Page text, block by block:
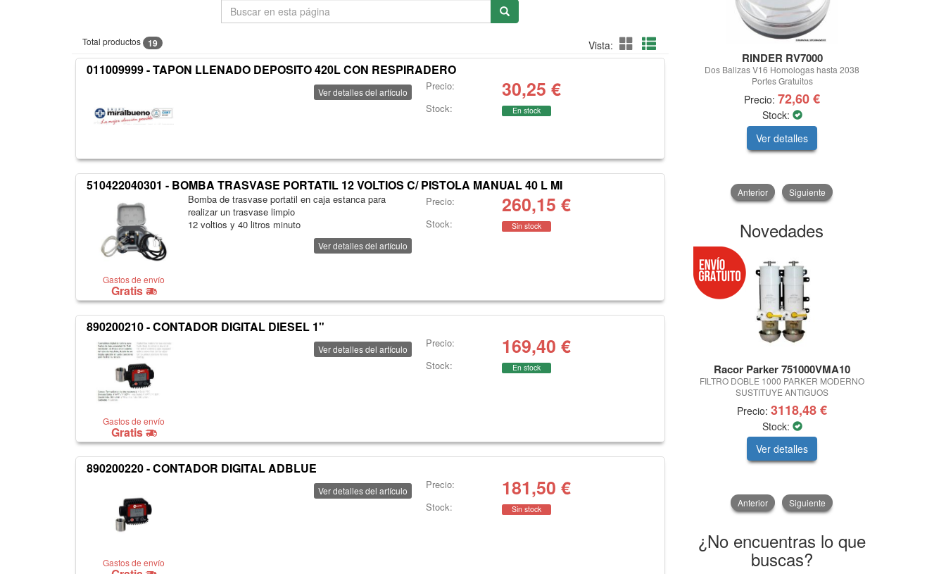
Total productos 19 Vista:
011009999 - TAPON LLENADO DEPOSITO 420L CON RESPIRADERO
Ver detalles del artículo Precio: 30,25 €
Stock: En stock
510422040301 - BOMBA TRASVASE PORTATIL 12 VOLTIOS C/ PISTOLA MANUAL 40 L MI
Gastos de envío
Gratis
Bomba de trasvase portatil en caja estanca para
realizar un trasvase limpio
12 voltios y 40 litros minuto
Ver detalles del artículo
Precio: 260,15 €
Stock: Sin stock
890200210 - CONTADOR DIGITAL DIESEL 1"
Gastos de envío
Gratis
Ver detalles del artículo Precio: 169,40 €
Stock: En stock
890200220 - CONTADOR DIGITAL ADBLUE
Gastos de envío
Ver detalles del artículo Precio: 181,50 €
Stock: Sin stock
RINDER RV7000
Dos Balizas V16 Homologas hasta 2038
Portes Gratuitos
Precio: 72,60 €
Stock:
Ver detalles
Anterior Siguiente
Novedades
Racor Parker 751000VMA10
FILTRO DOBLE 1000 PARKER MODERNO
SUSTITUYE ANTIGUOS
Precio: 3118,48 €
Stock:
Ver detalles
Anterior Siguiente
¿No encuentras lo que
buscas?